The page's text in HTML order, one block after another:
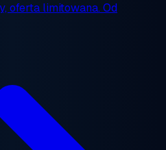
oferta limitowana. Od